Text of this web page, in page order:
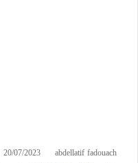
abdellatif fadouach
20/07/2023